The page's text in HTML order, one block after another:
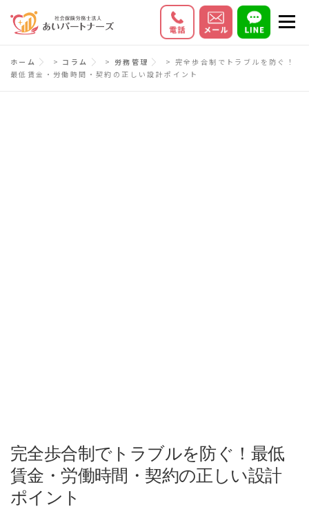
ン
メニ
初めての方へ サービス内容 料金
ホーム > コラム > 労務管理 > 完全歩合制でトラブルを防ぐ！
最低賃金・労働時間・契約の正しい設計ポイント
完全歩合制でトラブルを防ぐ！最低
賃金・労働時間・契約の正しい設計
ポイント